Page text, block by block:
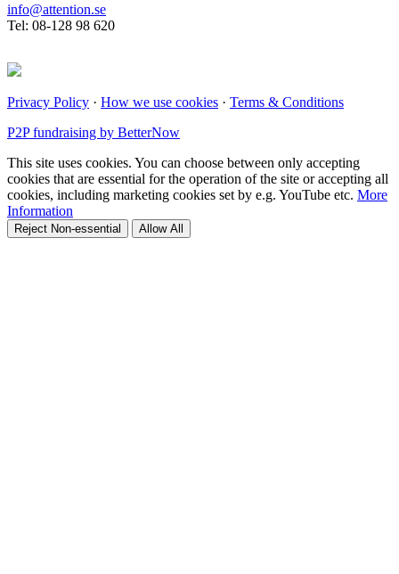
info@attention.se
Tel: 08-128 98 620
Privacy Policy · How we use cookies · Terms & Conditions
P2P fundraising by BetterNow
This site uses cookies. You can choose between only accepting
cookies that are essential for the operation of the site or accepting all
cookies, including marketing cookies set by e.g. YouTube etc. More
Information
Reject Non-essential Allow All